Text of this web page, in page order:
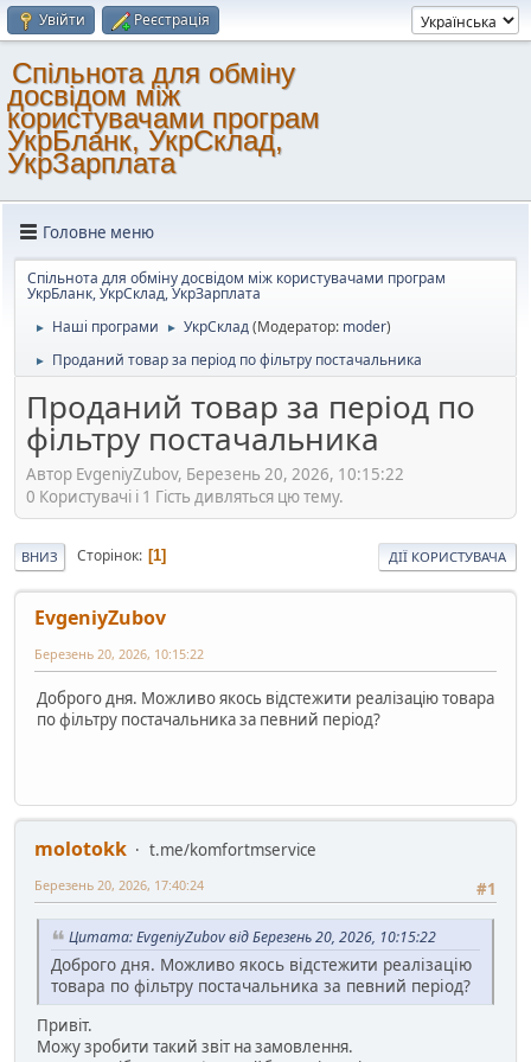
Увійти Реєстрація
Спільнота для обміну
досвідом між
користувачами програм
УкрБланк, УкрСклад,
УкрЗарплата
Головне меню
Спільнота для обміну досвідом між користувачами програм
УкрБланк, УкрСклад, УкрЗарплата
► Наші програми ► УкрСклад(Модератор: moder)
► Проданий товар за період по фільтру постачальника
Проданий товар за період по
фільтру постачальника
Автор EvgeniyZubov, Березень 20, 2026, 10:15:22
0 Користувачі і 1 Гість дивляться цю тему.
ВНИЗ Сторінок 1 ДІЇ КОРИСТУВАЧА
EvgeniyZubov
Березень 20, 2026, 10:15:22
Доброго дня. Можливо якось відстежити реалізацію товара
по фільтру постачальника за певний період?
molotokk
t.me/komfortmservice
#1
Березень 20, 2026, 17:40:24
Цитата: EvgeniyZubov від Березень 20, 2026, 10:15:22
Доброго дня. Можливо якось відстежити реалізацію
товара по фільтру постачальника за певний період?
Привіт.
Можу зробити такий звіт на замовлення.